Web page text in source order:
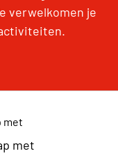
verwelkomen je
met